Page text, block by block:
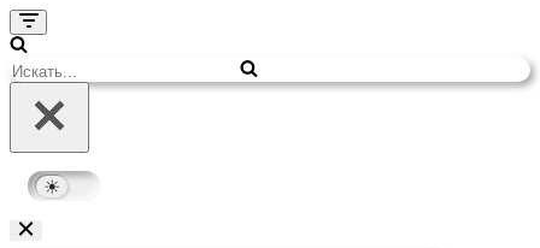
Меню
навигации
Искать...